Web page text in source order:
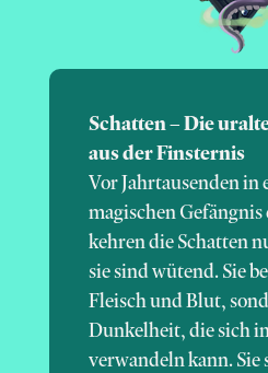
Schatten – Die
aus der Finsternis
Vor Jahrtausenden in
magischen Gefängnis
kehren die Schatten
sie sind wütend. Sie
Fleisch und Blut,
Dunkelheit, die sich
verwandeln kann.